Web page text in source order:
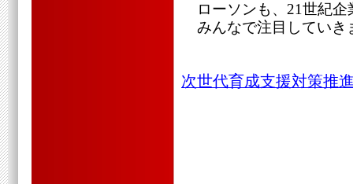
ローソンも、21世紀
みんなで注目していき
次世代育成支援対策推